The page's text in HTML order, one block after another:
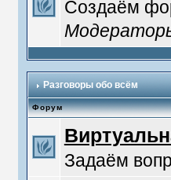
Создаём
Разговоры обо всём
Форум
Задаём